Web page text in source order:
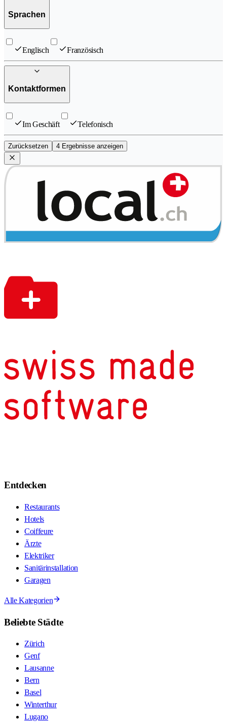
Sprachen
Englisch Französisch
Kontaktformen
Im Geschäft Telefonisch
Zurücksetzen 4 Ergebnisse anzeigen
Entdecken
Restaurants
Hotels
Coiffeure
Ärzte
Elektriker
Sanitärinstallation
Garagen
Alle Kategorien
Beliebte Städte
Zürich
Genf
Lausanne
Bern
Basel
Winterthur
Lugano